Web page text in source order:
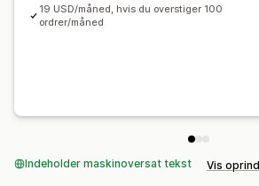
Tagging Filtering Rapportering
19 USD/måned, hvis du overstiger 100
ordrer/måned
Indeholder maskinoversat tekst Vis